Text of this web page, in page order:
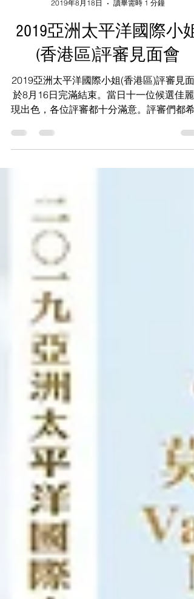
KS Media HK
2019年8月18日
讀畢需時 1 分鐘
2019亞洲太平洋國際小姐
(香港區)評審見面會
於8月16日完滿結束。當日十一位候選佳麗
現出色，各位評審都十分滿意。評審們都希
各位佳麗能保持這個最佳狀態，迎接8月23
公司總經理及亞洲太平洋國際小姐 (大灣區)
目總監 : 李佩欣小姐Ms. Yan Li 2. 2019亞洲太
平洋國際小姐 (香港區) 大會評委及飛星國際
傳媒有限公司主席 : 賴忞華先生 Mr.Ricky
3. 2019亞洲太平洋國際小姐 (香港區) 大會
委及著名服裝設計師 : 馬偉明先生 Mr.
Ma 4. 國際美業評審總會會長 : 朱雯迪會長
Mandy Chu 5. 2019亞洲太平洋國際小姐 (香
港區) 大會評委 :鍾樹根 SBS BBS MH JP
Chris Chung 6. 2019亞洲太平洋國際小姐 (香
港區) 大會評委及Elite Hair Group 行政總裁
蘇峻甡先生 Mr.Harry So 7. 理想新媒體集團有
限公司執行董事:何緯豐先生 Mr. Vincen